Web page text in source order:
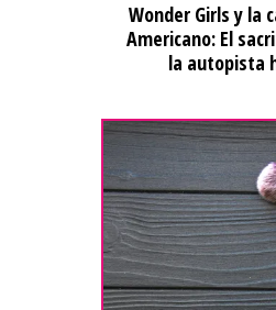
Wonder Girls y la
Americano: El
la autopista